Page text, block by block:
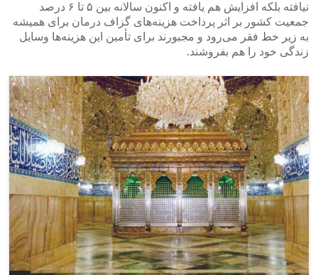
نیافته بلکه افزایش هم یافته و اکنون سالانه بین ۵ تا ۶ درصد
جمعیت کشور بر اثر پرداخت هزینه‌های گزاف درمان برای همیشه
به زیر خط فقر می‌رود و مجبورند برای تأمین این هزینه‌ها وسایل
زندگی خود را هم بفروشند.